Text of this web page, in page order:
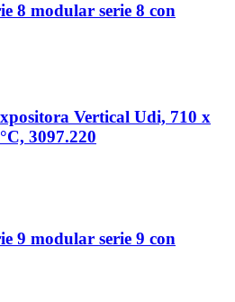
8 modular serie 8 con
Vertical Udi, 710 x
3097.220
9 modular serie 9 con